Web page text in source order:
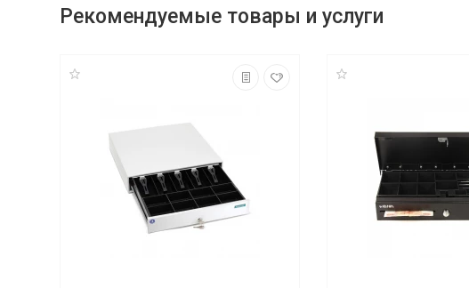
Рекомендуемые товары и услуги